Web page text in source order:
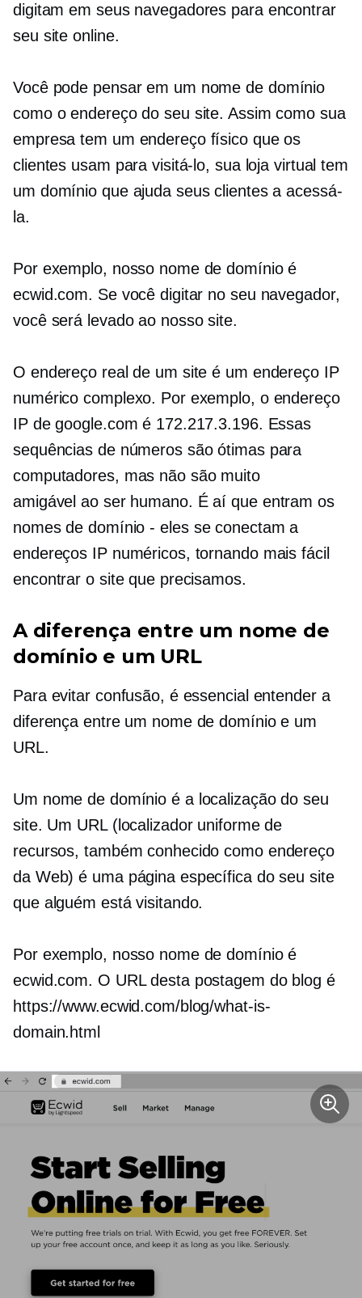
digitam em seus navegadores para encontrar
seu site online.
Você pode pensar em um nome de domínio
como o endereço do seu site. Assim como sua
empresa tem um endereço físico que os
clientes usam para visitá-lo, sua loja virtual tem
um domínio que ajuda seus clientes a acessá-
la.
Por exemplo, nosso nome de domínio é
ecwid.com. Se você digitar no seu navegador,
você será levado ao nosso site.
O endereço real de um site é um endereço IP
numérico complexo. Por exemplo, o endereço
IP de google.com é 172.217.3.196. Essas
sequências de números são ótimas para
computadores, mas não são muito
amigável ao ser humano. É aí que entram os
nomes de domínio- eles se conectam a
endereços IP numéricos, tornando mais fácil
encontrar o site que precisamos.
A diferença entre um nome de
domínio e um URL
Para evitar confusão, é essencial entender a
diferença entre um nome de domínio e um
URL.
Um nome de domínio é a localização do seu
site. Um URL (localizador uniforme de
recursos, também conhecido como endereço
da Web) é uma página específica do seu site
que alguém está visitando.
Por exemplo, nosso nome de domínio é
ecwid.com. O URL desta postagem do blog é
https://www.ecwid.com/blog/what-is-
domain.html